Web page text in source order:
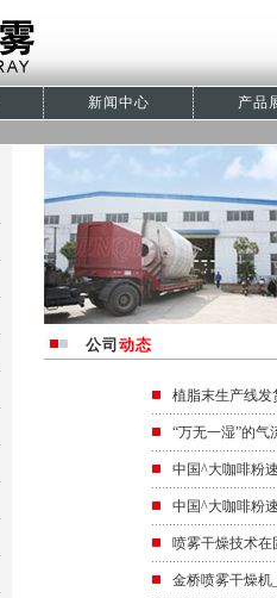
新闻中心 产品
公司 动态
植脂末生产线发
“万无一湿”的气
中国^大咖啡粉
中国^大咖啡粉
喷雾干燥技术在
金桥喷雾干燥机